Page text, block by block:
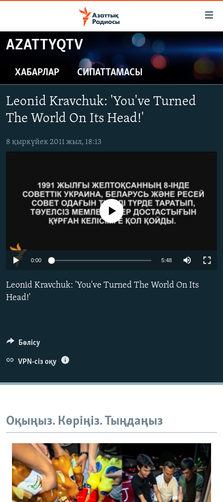
Skip
to
content
to
main
Skip
to
ЖАҢАЛЫҚТАР
САЯСАТ
ҚАҢТАР ОҚИҒАСЫ
АДАМ ҚҰҚЫҚТАРЫ
ӘЛЕУМЕТ
Русский
Басқа тілдерде
AZATTYQTV
ХАБАРЛАР СИПАТТАМАСЫ
Leonid Kravchuk: 'You've Turned
The World On Its Head!'
8 қыркүйек 2011 жыл, 18:13
No media source currently available
0:00 5:48
Leonid Kravchuk: 'You've Turned The World On Its
Head!'
Бөлісу
VPN-сіз оқу
Оқыңыз. Көріңіз. Тыңдаңыз